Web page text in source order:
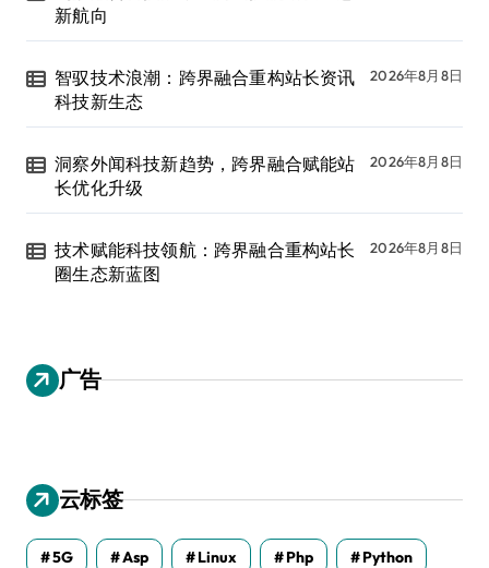
新航向
智驭技术浪潮：跨界融合重构站长资讯
科技新生态
2026年8月8日
洞察外闻科技新趋势，跨界融合赋能站
长优化升级
2026年8月8日
技术赋能科技领航：跨界融合重构站长
圈生态新蓝图
2026年8月8日
广告
云标签
5G Asp Linux Php Python